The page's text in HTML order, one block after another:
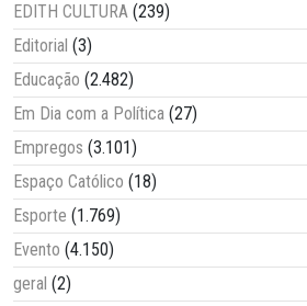
EDITH CULTURA (239)
Editorial (3)
Educação (2.482)
Em Dia com a Política (27)
Empregos (3.101)
Espaço Católico (18)
Esporte (1.769)
Evento (4.150)
geral (2)